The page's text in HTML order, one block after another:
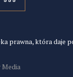
prawna, która daje